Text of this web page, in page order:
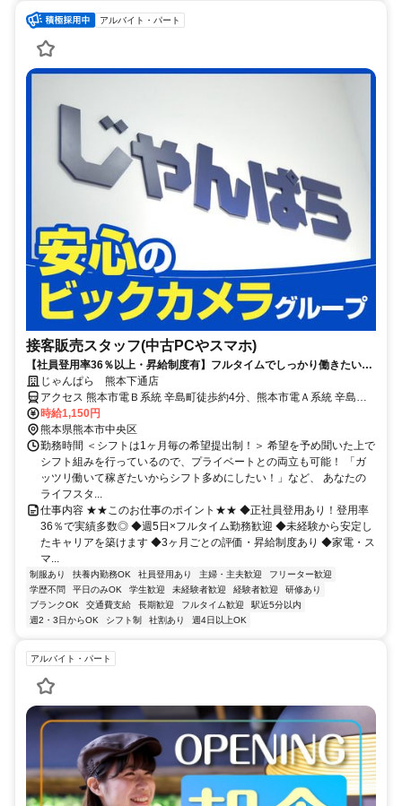
アルバイト・パート
接客販売スタッフ(中古PCやスマホ)
【社員登用率36％以上・昇給制度有】フルタイムでしっかり働きたい方
歓迎！未経験から正社員へ挑戦できます◎面接から最短3日以内で勤務
可能♪
じゃんぱら 熊本下通店
アクセス 熊本市電Ｂ系統 辛島町徒歩約4分、熊本市電Ａ系統 辛島町
徒歩約4分、熊本市電Ａ系統/熊本市電Ｂ系統 花畑町徒歩約5分 辛島町
駅徒歩4分・通町筋駅徒歩6分
時給1,150円
熊本県熊本市中央区
勤務時間 ＜シフトは1ヶ月毎の希望提出制！＞ 希望を予め聞いた上で
シフト組みを行っているので、プライベートとの両立も可能！ 「ガ
ッツリ働いて稼ぎたいからシフト多めにしたい！」など、 あなたの
ライフスタ...
仕事内容 ★★このお仕事のポイント★★ ◆正社員登用あり！登用率
36％で実績多数◎ ◆週5日×フルタイム勤務歓迎 ◆未経験から安定し
たキャリアを築けます ◆3ヶ月ごとの評価・昇給制度あり ◆家電・ス
マ...
制服あり 扶養内勤務OK 社員登用あり 主婦・主夫歓迎
フリーター歓迎
学歴不問
平日のみOK 学生歓迎 未経験者歓迎 経験者歓迎
研修あり
ブランクOK
交通費支給 長期歓迎 フルタイム歓迎
駅近5分以内
週2・3日からOK
シフト制 社割あり 週4日以上OK
アルバイト・パート